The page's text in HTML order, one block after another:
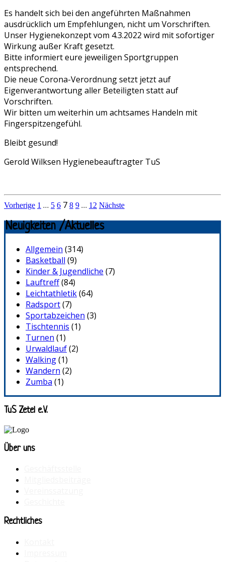
Es handelt sich bei den angeführten Maßnahmen
ausdrücklich um Empfehlungen, nicht um Vorschriften.
Unser Hygienekonzept vom 4.3.2022 wird mit sofortiger
Wirkung außer Kraft gesetzt.
Bitte informiert eure jeweiligen Sportgruppen
entsprechend.
Die neue Corona-Verordnung setzt jetzt auf
Eigenverantwortung aller Beteiligten statt auf
Vorschriften.
Wir bitten um weiterhin um achtsames Handeln mit
Fingerspitzengefühl.
Bleibt gesund!
Gerold Wilksen Hygienebeauftragter TuS
Seitennummerierung
der
Beiträge
Vorherige 1 … 5 6 7 8 9 … 12 Nächste
Neuigkeiten /Aktuelles
Allgemein (314)
Basketball (9)
Kinder & Jugendliche (7)
Lauftreff(84)
Leichtathletik(64)
Radsport(7)
Sportabzeichen (3)
Tischtennis (1)
Turnen (1)
Urwaldlauf(2)
Walking(1)
Wandern (2)
Zumba (1)
TuS Zetel e.V.
Über uns
Rechtliches